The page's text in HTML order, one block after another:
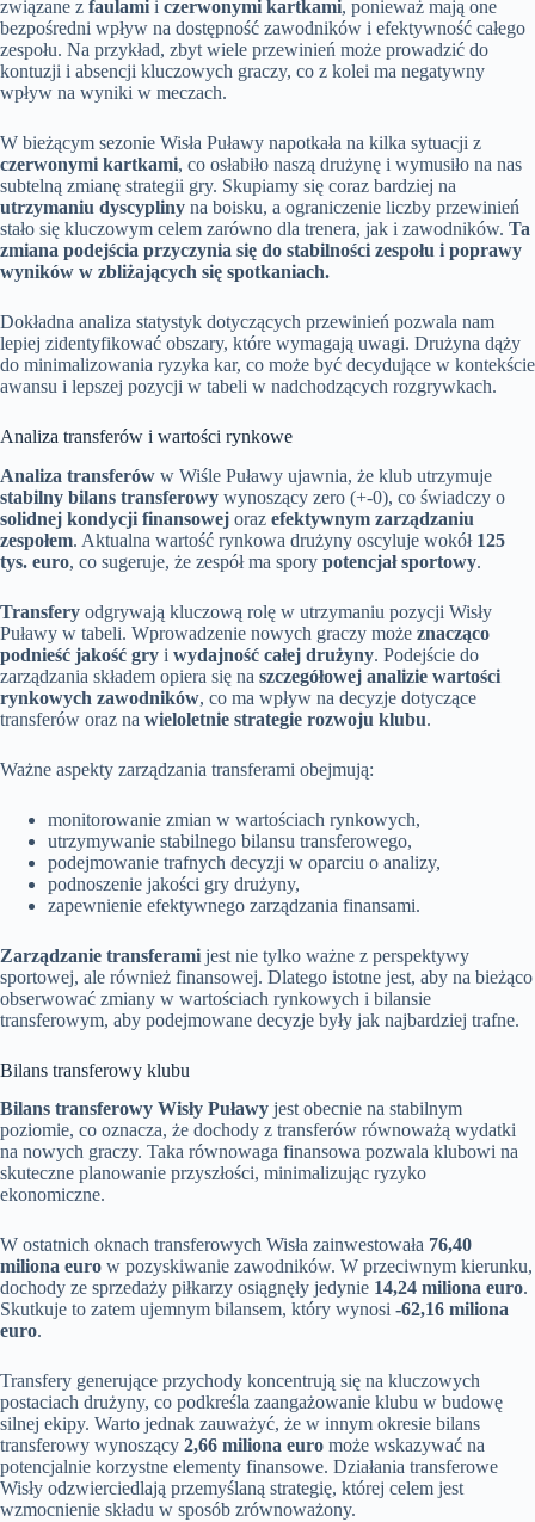
związane z faulami i czerwonymi kartkami, ponieważ mają one
bezpośredni wpływ na dostępność zawodników i efektywność całego
zespołu. Na przykład, zbyt wiele przewinień może prowadzić do
kontuzji i absencji kluczowych graczy, co z kolei ma negatywny
wpływ na wyniki w meczach.
W bieżącym sezonie Wisła Puławy napotkała na kilka sytuacji z
czerwonymi kartkami, co osłabiło naszą drużynę i wymusiło na nas
subtelną zmianę strategii gry. Skupiamy się coraz bardziej na
utrzymaniu dyscypliny na boisku, a ograniczenie liczby przewinień
stało się kluczowym celem zarówno dla trenera, jak i zawodników. Ta
zmiana podejścia przyczynia się do stabilności zespołu i poprawy
wyników w zbliżających się spotkaniach.
Dokładna analiza statystyk dotyczących przewinień pozwala nam
lepiej zidentyfikować obszary, które wymagają uwagi. Drużyna dąży
do minimalizowania ryzyka kar, co może być decydujące w kontekście
awansu i lepszej pozycji w tabeli w nadchodzących rozgrywkach.
Analiza transferów i wartości rynkowe
Analiza transferów w Wiśle Puławy ujawnia, że klub utrzymuje
stabilny bilans transferowy wynoszący zero (+-0), co świadczy o
solidnej kondycji finansowej oraz efektywnym zarządzaniu
zespołem. Aktualna wartość rynkowa drużyny oscyluje wokół 125
tys. euro, co sugeruje, że zespół ma spory potencjał sportowy.
Transfery odgrywają kluczową rolę w utrzymaniu pozycji Wisły
Puławy w tabeli. Wprowadzenie nowych graczy może znacząco
podnieść jakość gry i wydajność całej drużyny. Podejście do
zarządzania składem opiera się na szczegółowej analizie wartości
rynkowych zawodników, co ma wpływ na decyzje dotyczące
transferów oraz na wieloletnie strategie rozwoju klubu.
Ważne aspekty zarządzania transferami obejmują:
monitorowanie zmian w wartościach rynkowych,
utrzymywanie stabilnego bilansu transferowego,
podejmowanie trafnych decyzji w oparciu o analizy,
podnoszenie jakości gry drużyny,
zapewnienie efektywnego zarządzania finansami.
Zarządzanie transferami jest nie tylko ważne z perspektywy
sportowej, ale również finansowej. Dlatego istotne jest, aby na bieżąco
obserwować zmiany w wartościach rynkowych i bilansie
transferowym, aby podejmowane decyzje były jak najbardziej trafne.
Bilans transferowy klubu
Bilans transferowy Wisły Puławy jest obecnie na stabilnym
poziomie, co oznacza, że dochody z transferów równoważą wydatki
na nowych graczy. Taka równowaga finansowa pozwala klubowi na
skuteczne planowanie przyszłości, minimalizując ryzyko
ekonomiczne.
W ostatnich oknach transferowych Wisła zainwestowała 76,40
miliona euro w pozyskiwanie zawodników. W przeciwnym kierunku,
dochody ze sprzedaży piłkarzy osiągnęły jedynie 14,24 miliona euro.
Skutkuje to zatem ujemnym bilansem, który wynosi -62,16 miliona
euro.
Transfery generujące przychody koncentrują się na kluczowych
postaciach drużyny, co podkreśla zaangażowanie klubu w budowę
silnej ekipy. Warto jednak zauważyć, że w innym okresie bilans
transferowy wynoszący 2,66 miliona euro może wskazywać na
potencjalnie korzystne elementy finansowe. Działania transferowe
Wisły odzwierciedlają przemyślaną strategię, której celem jest
wzmocnienie składu w sposób zrównoważony.